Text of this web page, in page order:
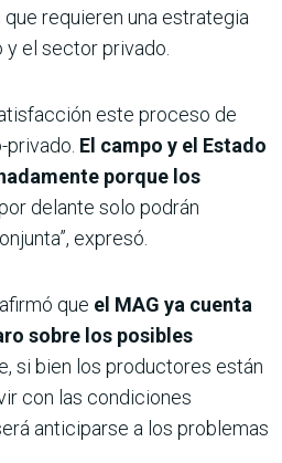
requieren una estrategia
el sector privado.
este proceso de
El campo y el Estado
porque los
delante solo podrán
expresó.
que el MAG ya cuenta
sobre los posibles
si bien los productores están
con las condiciones
anticiparse a los problemas